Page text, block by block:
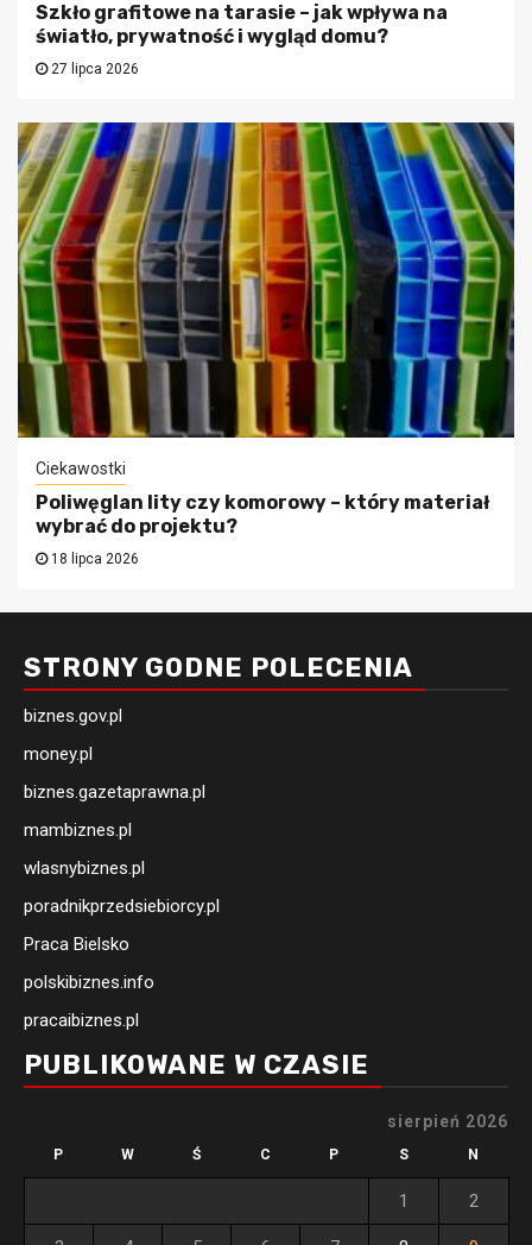
Szkło grafitowe na tarasie – jak wpływa na
światło, prywatność i wygląd domu?
27 lipca 2026
Ciekawostki
Poliwęglan lity czy komorowy – który materiał
wybrać do projektu?
18 lipca 2026
STRONY GODNE POLECENIA
biznes.gov.pl
money.pl
biznes.gazetaprawna.pl
mambiznes.pl
wlasnybiznes.pl
poradnikprzedsiebiorcy.pl
Praca Bielsko
polskibiznes.info
pracaibiznes.pl
PUBLIKOWANE W CZASIE
sierpień 2026
P W Ś C P S N
1 2